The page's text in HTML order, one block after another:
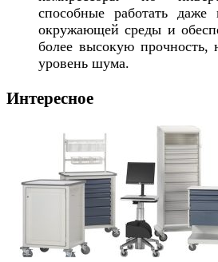
способные работать
окружающей среды и
более высокую прочность,
уровень шума.
Интересное